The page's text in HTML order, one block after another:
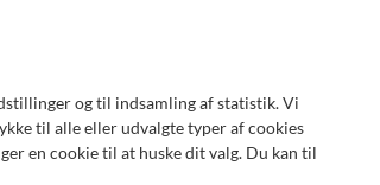
og til indsamling af statistik. Vi
til alle eller udvalgte typer af cookies
en cookie til at huske dit valg. Du kan til